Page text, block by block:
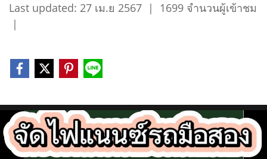
Last updated: 27 เม.ย 2567 |
1699 จำนวนผู้เข้าชม
|